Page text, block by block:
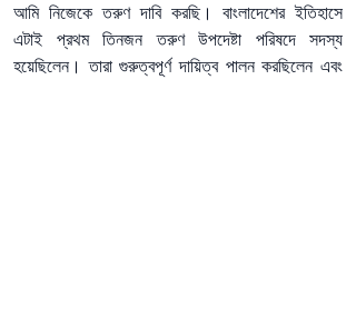
আমি নিজেকে তরুণ দাবি করছি। বাংলাদেশের ইতিহাসে
এটাই প্রথম তিনজন তরুণ উপদেষ্টা পরিষদে সদস্য
হয়েছিলেন। তারা গুরুত্বপূর্ণ দায়িত্ব পালন করছিলেন এবং